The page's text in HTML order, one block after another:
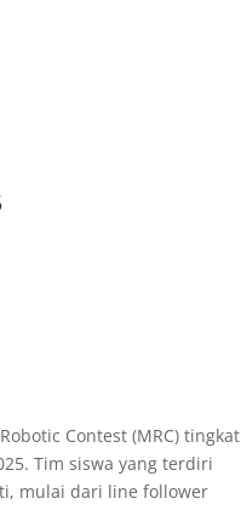
Contest (MRC) tingkat
Tim siswa yang terdiri
mulai dari line follower